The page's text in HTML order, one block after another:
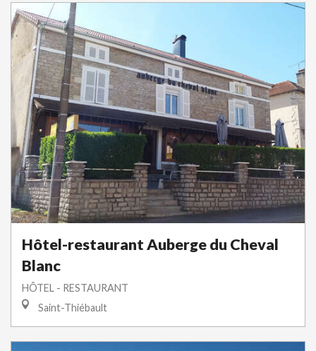
Hôtel-restaurant Auberge du Cheval
Blanc
HÔTEL - RESTAURANT
Saint-Thiébault